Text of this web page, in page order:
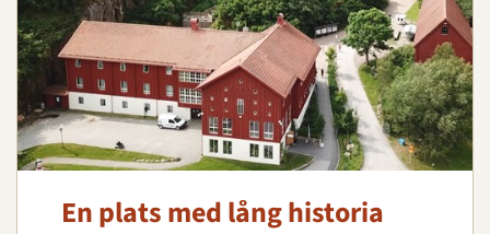
En plats med lång historia